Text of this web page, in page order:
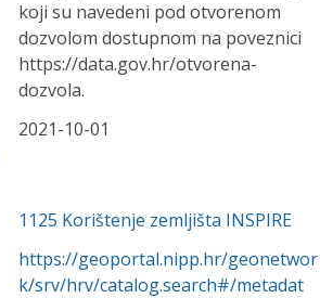
koji su navedeni pod otvorenom
dozvolom dostupnom na poveznici
https://data.gov.hr/otvorena-
dozvola.
2021-10-01
1125 Korištenje zemljišta INSPIRE
https://geoportal.nipp.hr/geonetwor
k/srv/hrv/catalog.search#/metadat